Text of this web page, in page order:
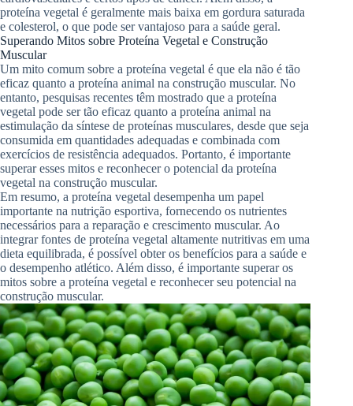
proteína vegetal é geralmente mais baixa em gordura saturada
e colesterol, o que pode ser vantajoso para a saúde geral.
Superando Mitos sobre Proteína Vegetal e Construção
Muscular
Um mito comum sobre a proteína vegetal é que ela não é tão
eficaz quanto a proteína animal na construção muscular. No
entanto, pesquisas recentes têm mostrado que a proteína
vegetal pode ser tão eficaz quanto a proteína animal na
estimulação da síntese de proteínas musculares, desde que seja
consumida em quantidades adequadas e combinada com
exercícios de resistência adequados. Portanto, é importante
superar esses mitos e reconhecer o potencial da proteína
vegetal na construção muscular.
Em resumo, a proteína vegetal desempenha um papel
importante na nutrição esportiva, fornecendo os nutrientes
necessários para a reparação e crescimento muscular. Ao
integrar fontes de proteína vegetal altamente nutritivas em uma
dieta equilibrada, é possível obter os benefícios para a saúde e
o desempenho atlético. Além disso, é importante superar os
mitos sobre a proteína vegetal e reconhecer seu potencial na
construção muscular.